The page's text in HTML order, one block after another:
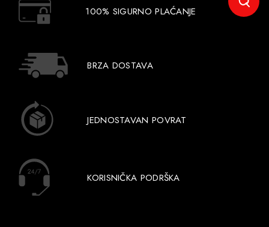
100% SIGURNO PLAĆANJE
BRZA DOSTAVA
JEDNOSTAVAN POVRAT
KORISNIČKA PODRŠKA